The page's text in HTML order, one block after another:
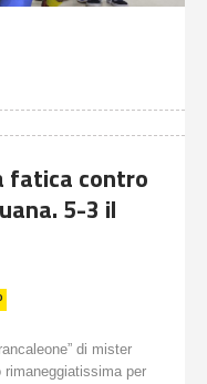
fatica contro
5-3 il
di mister
per